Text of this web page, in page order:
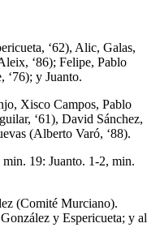
‘62), Alic, Galas,
‘86); Felipe, Pablo
‘76); y Juanto.
Xisco Campos, Pablo
‘61), David Sánchez,
(Alberto Varó, ‘88).
19: Juanto. 1-2, min.
(Comité Murciano).
y Espericueta; y al